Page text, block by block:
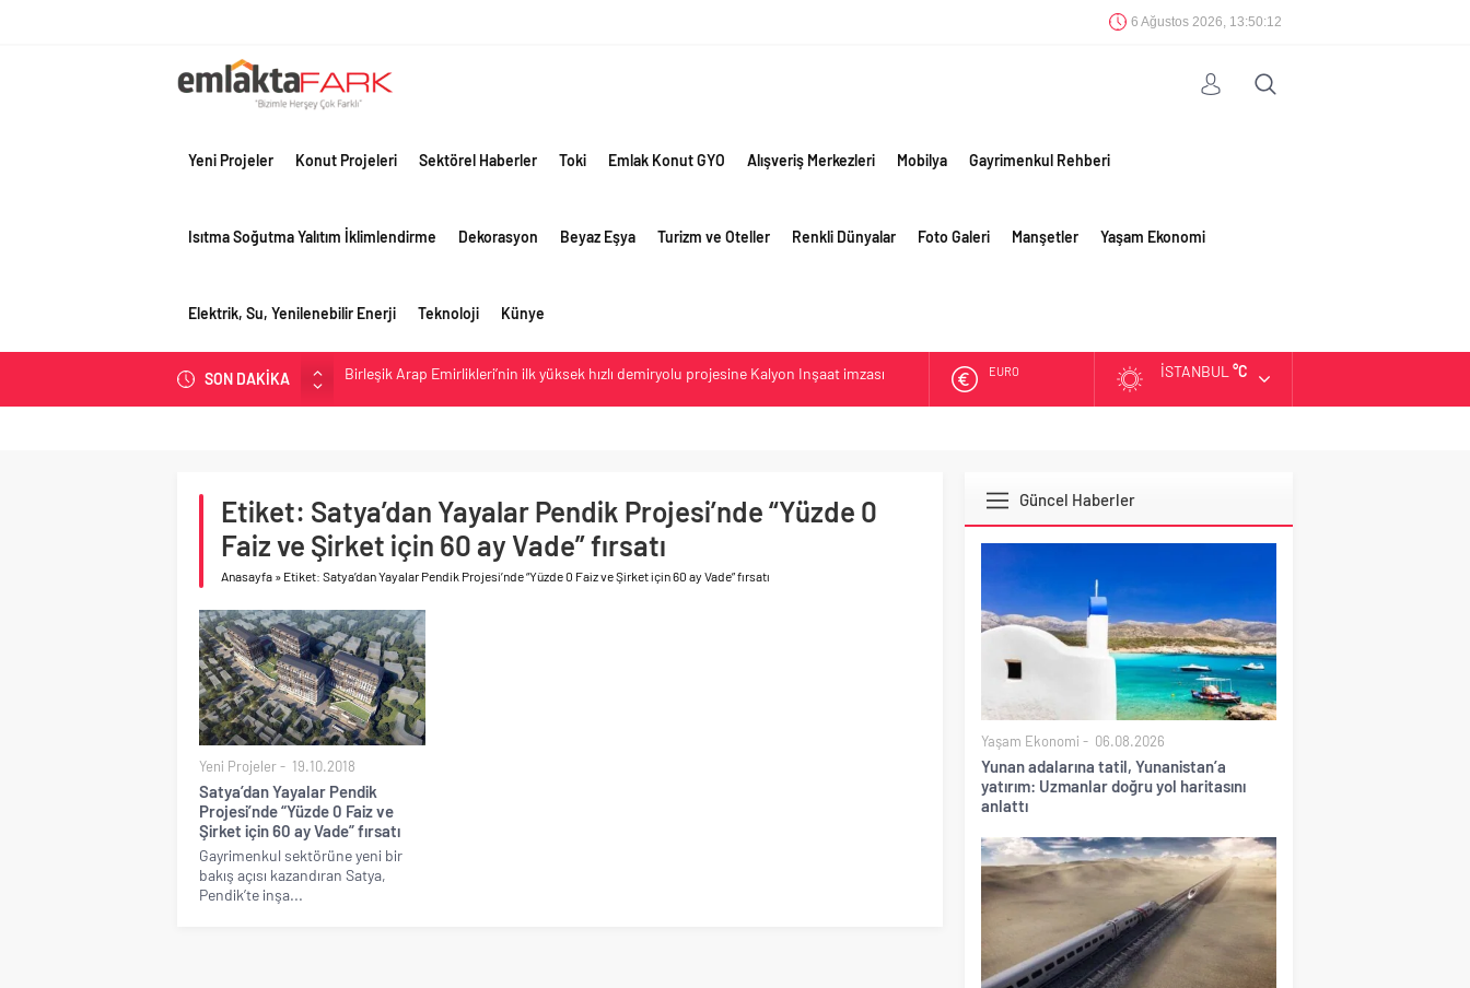
6 Ağustos 2026, 13:50:12
Yeni Projeler Konut Projeleri Sektörel Haberler Toki Emlak Konut GYO Alışveriş Merkezleri Mobilya Gayrimenkul Rehberi
Isıtma Soğutma Yalıtım İklimlendirme Dekorasyon Beyaz Eşya Turizm ve Oteller Renkli Dünyalar Foto Galeri Manşetler Yaşam Ekonomi
Elektrik, Su, Yenilenebilir Enerji Teknoloji Künye
SON DAKİKA
Filli Boya geleceğin şehirlerine hem renk hem dayanım kazandırıyor
Tosyalı’nın döngüsel üretim vizyonuyla geliştirilen cüruf bazlı yüksek performanslı
Konut piyasasında dengeli görünüm sürerken, ilk el ve ipotekli satışlarda sınırlı
toparlanma dikkat çekti
EURO İSTANBUL °C
Etiket: Satya’dan Yayalar Pendik Projesi’nde “Yüzde 0
Faiz ve Şirket için 60 ay Vade” fırsatı
Anasayfa » Etiket: Satya’dan Yayalar Pendik Projesi’nde “Yüzde 0 Faiz ve Şirket için 60 ay Vade” fırsatı
Yeni Projeler 19.10.2018
Satya’dan Yayalar Pendik
Projesi’nde “Yüzde 0 Faiz ve
Şirket için 60 ay Vade” fırsatı
Gayrimenkul sektörüne yeni bir
bakış açısı kazandıran Satya,
Pendik’te inşa...
Güncel Haberler
Yaşam Ekonomi 06.08.2026
Yunan adalarına tatil, Yunanistan’a
yatırım: Uzmanlar doğru yol haritasını
anlattı